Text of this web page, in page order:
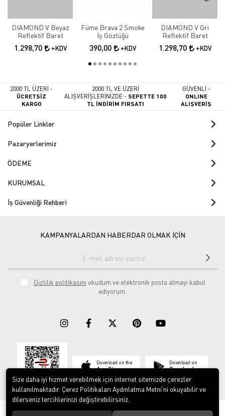
DIAMOND V Beyaz
Reflektif Baret
1.298,70 +KDV
Füme Brava 2 Smoke
İş Gözlüğü
390,00 +KDV
DIAMOND V Gri
Reflektif Baret
1.298,70 +KDV
2000 TL ÜZERİ -
ÜCRETSİZ
KARGO
2000 TL VE ÜZERİ
ALIŞVERİŞLERİNİZDE -SEPETTE 100
TL İNDİRİM FIRSATI
GÜVENLİ -
ONLINE
ALIŞVERİŞ
Popüler Linkler
Pazaryerlerimiz
ÖDEME
KURUMSAL
İş Güvenliği Rehberi
KAMPANYALARDAN HABERDAR OLMAK İÇİN
Gizlilik politikasını okudum ve elektronik posta almayı kabul
ediyorum.
Download on the
App Store
Download on
Google play
© 2023ERY İş Güvenliği Ekipmanları. Tüm hakları saklıdır.
Size daha iyi hizmet verebilmek için internet sitemizde çerezler
kullanılmaktadır. Çerez Politikaları Aydınlatma Metni’ni okuyabilir ve
dilerseniz tercihlerinizi değiştirebilirsiniz.